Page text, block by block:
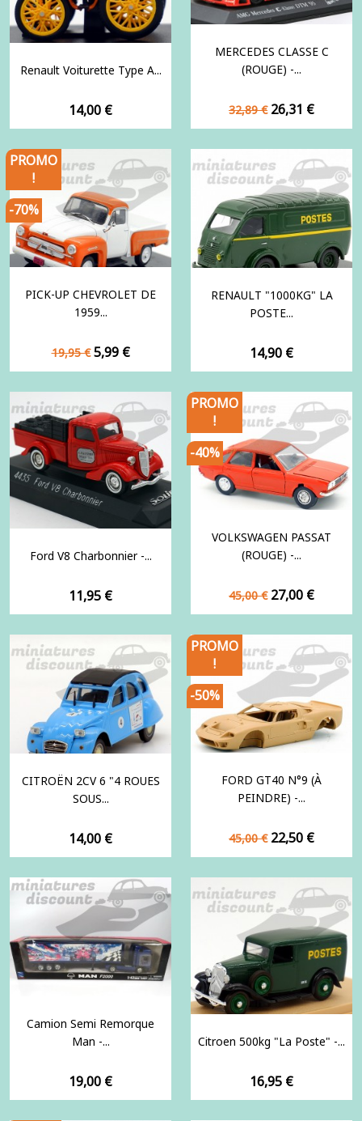
Renault Voiturette Type A...
Prix
14,00 €
MERCEDES CLASSE C
(ROUGE) -...
Prix
de
32,89 € Prix
26,31 €
PICK-UP CHEVROLET DE
1959...
Prix
de
19,95 € Prix
5,99 €
PROMO
!
-70%
RENAULT "1000KG" LA
POSTE...
Prix
14,90 €
Ford V8 Charbonnier -...
Prix
11,95 €
VOLKSWAGEN PASSAT
(ROUGE) -...
Prix
de
45,00 € Prix
27,00 €
PROMO
!
-40%
CITROËN 2CV 6 "4 ROUES
SOUS...
Prix
14,00 €
FORD GT40 N°9 (À
PEINDRE) -...
Prix
de
45,00 € Prix
22,50 €
PROMO
!
-50%
Camion Semi Remorque
Man -...
Prix
19,00 €
Citroen 500kg "La Poste" -...
Prix
16,95 €